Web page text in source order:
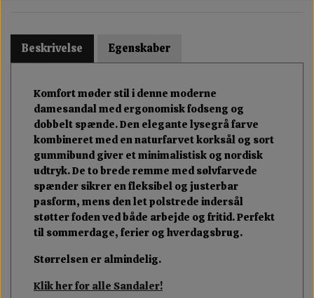
Beskrivelse Egenskaber
Komfort møder stil i denne moderne
damesandal med ergonomisk fodseng og
dobbelt spænde. Den elegante lysegrå farve
kombineret med en naturfarvet korksål og sort
gummibund giver et minimalistisk og nordisk
udtryk. De to brede remme med sølvfarvede
spænder sikrer en fleksibel og justerbar
pasform, mens den let polstrede indersål
støtter foden ved både arbejde og fritid. Perfekt
til sommerdage, ferier og hverdagsbrug.
Størrelsen er almindelig.
Klik her for alle Sandaler!